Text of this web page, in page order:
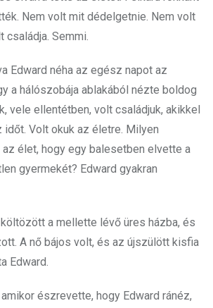
Nem volt mit dédelgetnie. Nem volt
családja. Semmi.
Edward néha az egész napot az
a hálószobája ablakából nézte boldog
vele ellentétben, volt családjuk, akikkel
Volt okuk az életre. Milyen
élet, hogy egy balesetben elvette a
gyermekét? Edward gyakran
a mellette lévő üres házba, és
A nő bájos volt, és az újszülött kisfia
Edward.
észrevette, hogy Edward ránéz,